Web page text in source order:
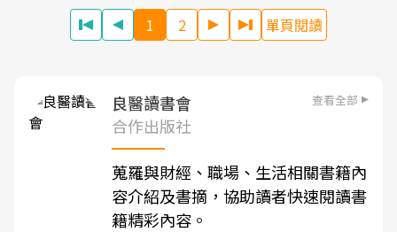
1 2 單頁閱讀
良醫讀書會 查看全部
合作出版社
蒐羅與財經、職場、生活相關書籍內
容介紹及書摘，協助讀者快速閱讀書
籍精彩內容。